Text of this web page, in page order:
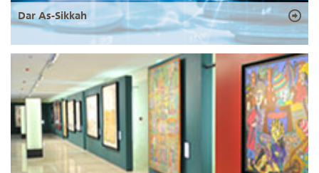
Dar As-Sikkah